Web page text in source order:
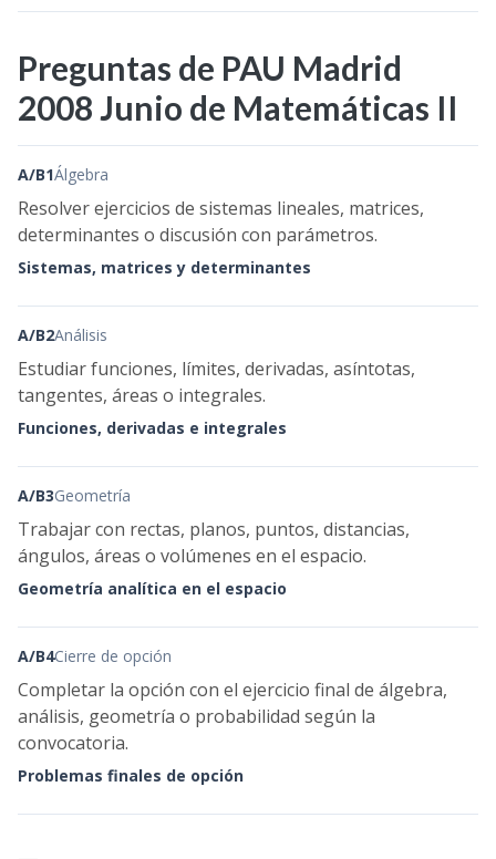
Preguntas de PAU Madrid
2008 Junio de Matemáticas II
A/B1Álgebra
Resolver ejercicios de sistemas lineales, matrices,
determinantes o discusión con parámetros.
Sistemas, matrices y determinantes
A/B2Análisis
Estudiar funciones, límites, derivadas, asíntotas,
tangentes, áreas o integrales.
Funciones, derivadas e integrales
A/B3Geometría
Trabajar con rectas, planos, puntos, distancias,
ángulos, áreas o volúmenes en el espacio.
Geometría analítica en el espacio
A/B4Cierre de opción
Completar la opción con el ejercicio final de álgebra,
análisis, geometría o probabilidad según la
convocatoria.
Problemas finales de opción